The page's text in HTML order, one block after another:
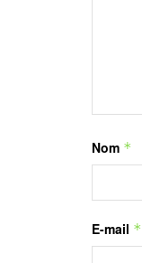
Nom *
E-mail *